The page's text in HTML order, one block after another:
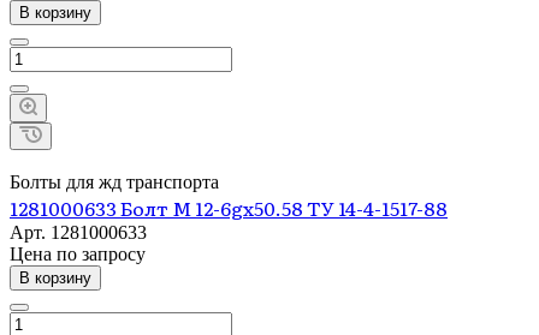
В корзину
Болты для жд транспорта
1281000633 Болт М 12-6gx50.58 ТУ 14-4-1517-88
Арт. 1281000633
Цена по запросу
В корзину